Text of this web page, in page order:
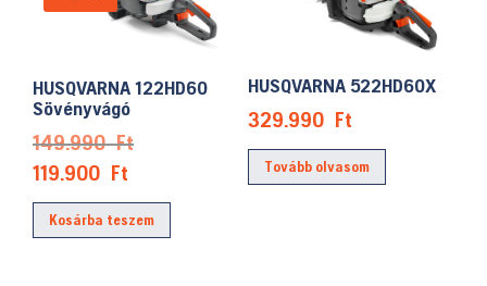
HUSQVARNA 122HD60
Sövényvágó
149.990FtOriginal
was:
149.990 Ft.
119.900 Ft
price
is:
Kosárba teszem
HUSQVARNA 522HD60X
329.990 Ft
Tovább olvasom